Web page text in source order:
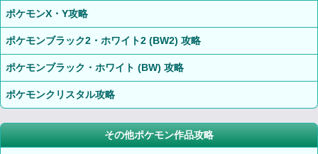
ポケモンX・Y攻略
ポケモンブラック2・ホワイト2 (BW2) 攻略
ポケモンブラック・ホワイト (BW) 攻略
ポケモンクリスタル攻略
その他ポケモン作品攻略